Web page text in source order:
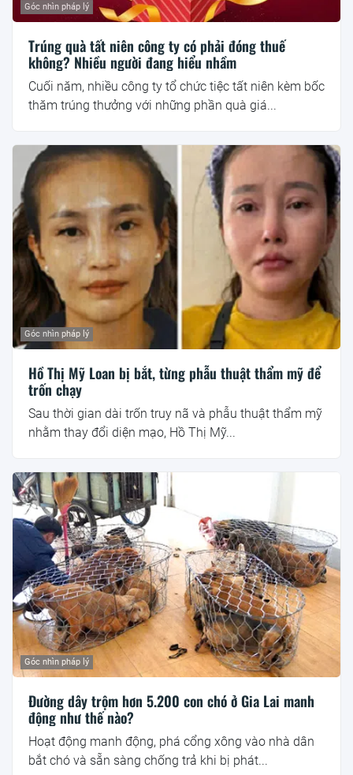
Góc nhìn pháp lý
Trúng quà tất niên công ty có phải đóng thuế
không? Nhiều người đang hiểu nhầm
Cuối năm, nhiều công ty tổ chức tiệc tất niên kèm bốc
thăm trúng thưởng với những phần quà giá...
Góc nhìn pháp lý
Hồ Thị Mỹ Loan bị bắt, từng phẫu thuật thẩm mỹ để
trốn chạy
Sau thời gian dài trốn truy nã và phẫu thuật thẩm mỹ
nhằm thay đổi diện mạo, Hồ Thị Mỹ...
Góc nhìn pháp lý
Đường dây trộm hơn 5.200 con chó ở Gia Lai manh
động như thế nào?
Hoạt động manh động, phá cổng xông vào nhà dân
bắt chó và sẵn sàng chống trả khi bị phát...